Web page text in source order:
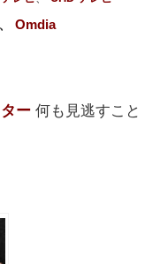
、 Omdia
ー 何も見逃すこと